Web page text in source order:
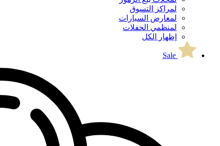
لمراكز التسوق
لمعارض السيارات
لمنظمي الحفلات
إظهار الكل